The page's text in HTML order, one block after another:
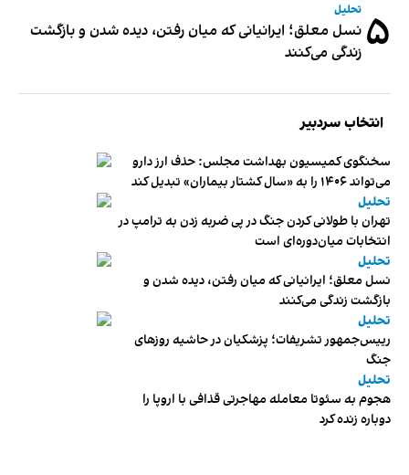
۵ تحلیل
نسل معلق؛ ایرانیانی که میان رفتن، دیده شدن و بازگشت
زندگی می‌کنند
انتخاب سردبیر
سخنگوی کمیسیون بهداشت مجلس: حذف ارز دارو
می‌تواند ۱۴۰۶ را به «سال کشتار بیماران» تبدیل کند
تحلیل
تهران با طولانی کردن جنگ در پی ضربه زدن به ترامپ در
انتخابات میان‌دوره‌ای است
تحلیل
نسل معلق؛ ایرانیانی که میان رفتن، دیده شدن و
بازگشت زندگی می‌کنند
تحلیل
رییس‌جمهور تشریفات؛ پزشکیان در حاشیه روزهای
جنگ
تحلیل
هجوم به سئوتا معامله مهاجرتی قذافی با اروپا را
دوباره زنده کرد